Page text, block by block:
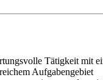
Tätigkeit mit
Aufgabengebiet